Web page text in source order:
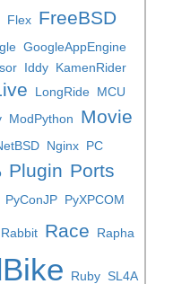
Flex FreeBSD
GoogleAppEngine
Iddy KamenRider
LongRide MCU
ModPython
Movie
Nginx PC
Plugin Ports
PyConJP PyXPCOM
Rabbit Race Rapha
Ruby SL4A